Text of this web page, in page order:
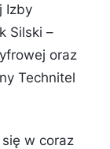
Izby
Silski –
oraz
Technitel
w coraz